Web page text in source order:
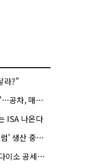
라?"
각 성공할까
ISA 나온다
산 중단한다
성비'로 맞불